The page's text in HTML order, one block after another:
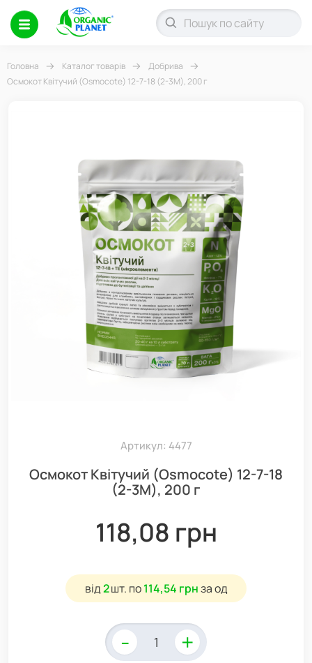
Головна Каталог товарів
Добрива
Осмокот Квітучий (Osmocote) 12-7-18 (2-3М), 200 г
Артикул: 4477
Осмокот Квітучий (Osmocote) 12-7-18
(2-3М), 200 г
118,08 грн
від2шт. по114,54 грнза од
- +